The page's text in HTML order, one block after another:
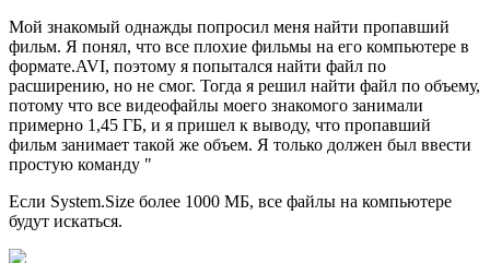
Мой знакомый однажды попросил меня найти пропавший
фильм. Я понял, что все плохие фильмы на его компьютере в
формате.AVI, поэтому я попытался найти файл по
расширению, но не смог. Тогда я решил найти файл по объему,
потому что все видеофайлы моего знакомого занимали
примерно 1,45 ГБ, и я пришел к выводу, что пропавший
фильм занимает такой же объем. Я только должен был ввести
простую команду "
Если System.Size более 1000 МБ, все файлы на компьютере
будут искаться.